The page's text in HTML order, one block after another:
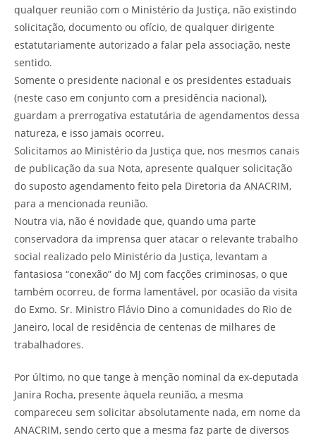
qualquer reunião com o Ministério da Justiça, não existindo
solicitação, documento ou ofício, de qualquer dirigente
estatutariamente autorizado a falar pela associação, neste
sentido.
Somente o presidente nacional e os presidentes estaduais
(neste caso em conjunto com a presidência nacional),
guardam a prerrogativa estatutária de agendamentos dessa
natureza, e isso jamais ocorreu.
Solicitamos ao Ministério da Justiça que, nos mesmos canais
de publicação da sua Nota, apresente qualquer solicitação
do suposto agendamento feito pela Diretoria da ANACRIM,
para a mencionada reunião.
Noutra via, não é novidade que, quando uma parte
conservadora da imprensa quer atacar o relevante trabalho
social realizado pelo Ministério da Justiça, levantam a
fantasiosa “conexão” do MJ com facções criminosas, o que
também ocorreu, de forma lamentável, por ocasião da visita
do Exmo. Sr. Ministro Flávio Dino a comunidades do Rio de
Janeiro, local de residência de centenas de milhares de
trabalhadores.
Por último, no que tange à menção nominal da ex-deputada
Janira Rocha, presente àquela reunião, a mesma
compareceu sem solicitar absolutamente nada, em nome da
ANACRIM, sendo certo que a mesma faz parte de diversos